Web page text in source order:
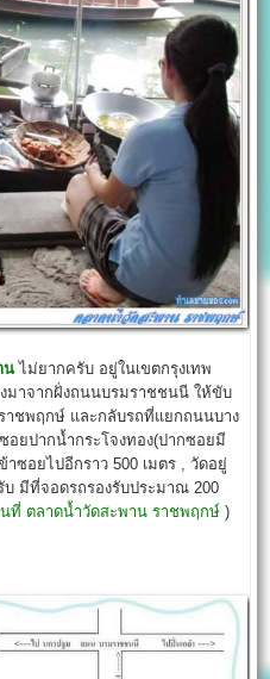
น ไม่ยากครับ อยู่ในเขตกรุงเทพ
มาจากฝั่งถนนบรมราชชนนี ให้ขับ
าชพฤกษ์ และกลับรถที่แยกถนนบาง
อยปากน้ำกระโจงทอง(ปากซอยมี
ซอยไปอีกราว 500 เมตร , วัดอยู่
บ มีที่จอดรถรองรับประมาณ 200
ที่ ตลาดน้ำวัดสะพาน ราชพฤกษ์ )